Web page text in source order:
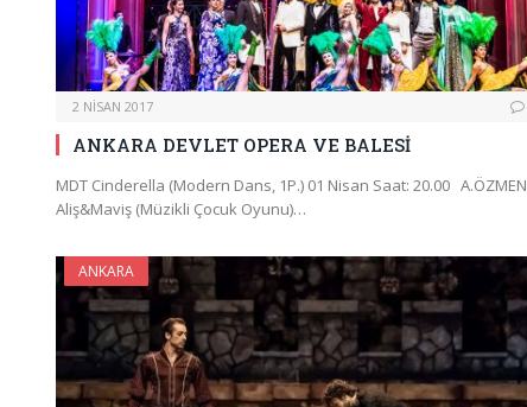
2 NISAN 2017
ANKARA DEVLET OPERA VE BALESİ
MDT Cinderella (Modern Dans, 1P.) 01 Nisan Saat: 20.00 A.ÖZMEN
Aliş&Maviş (Müzikli Çocuk Oyunu)…
ANKARA